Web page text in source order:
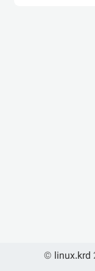
© linux.krd